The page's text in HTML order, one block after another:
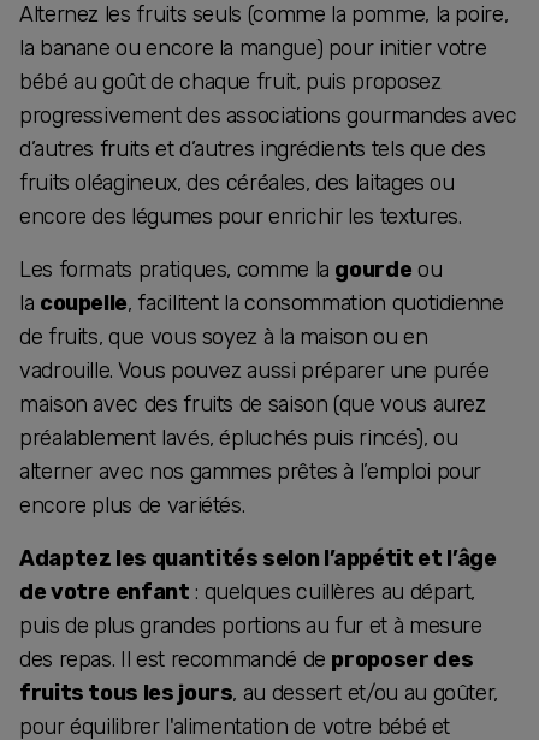
Alternez les fruits seuls (comme la pomme, la poire,
la banane ou encore la mangue) pour initier votre
bébé au goût de chaque fruit, puis proposez
progressivement des associations gourmandes avec
d’autres fruits et d’autres ingrédients tels que des
fruits oléagineux, des céréales, des laitages ou
encore des légumes pour enrichir les textures.
Les formats pratiques, comme la gourde ou
la coupelle, facilitent la consommation quotidienne
de fruits, que vous soyez à la maison ou en
vadrouille. Vous pouvez aussi préparer une purée
maison avec des fruits de saison (que vous aurez
préalablement lavés, épluchés puis rincés), ou
alterner avec nos gammes prêtes à l’emploi pour
encore plus de variétés.
Adaptez les quantités selon l’appétit et l’âge
de votre enfant : quelques cuillères au départ,
puis de plus grandes portions au fur et à mesure
des repas. Il est recommandé de proposer des
fruits tous les jours, au dessert et/ou au goûter,
pour équilibrer l'alimentation de votre bébé et